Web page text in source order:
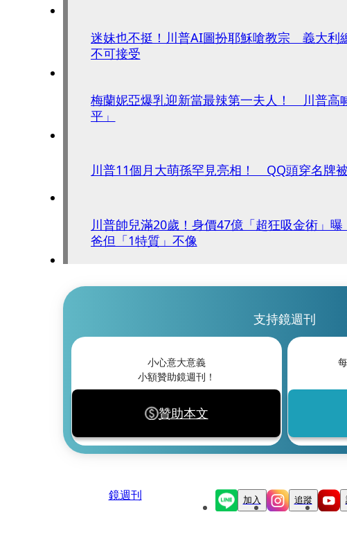
迷妹也不挺！川普AI圖扮耶穌嗆教宗 義大利
不可接受
梅蘭妮亞爆乳迎新當最辣第一夫人！ 川普高
平」
川普11個月大萌孫罕見亮相！ QQ頭穿名牌
川普帥兒滿20歲！身價47億「超狂吸金術」
爸但「1特質」不像
支持鏡週刊
小心意大意義
小額贊助鏡週刊！
贊助本文
鏡週刊 加入 追蹤